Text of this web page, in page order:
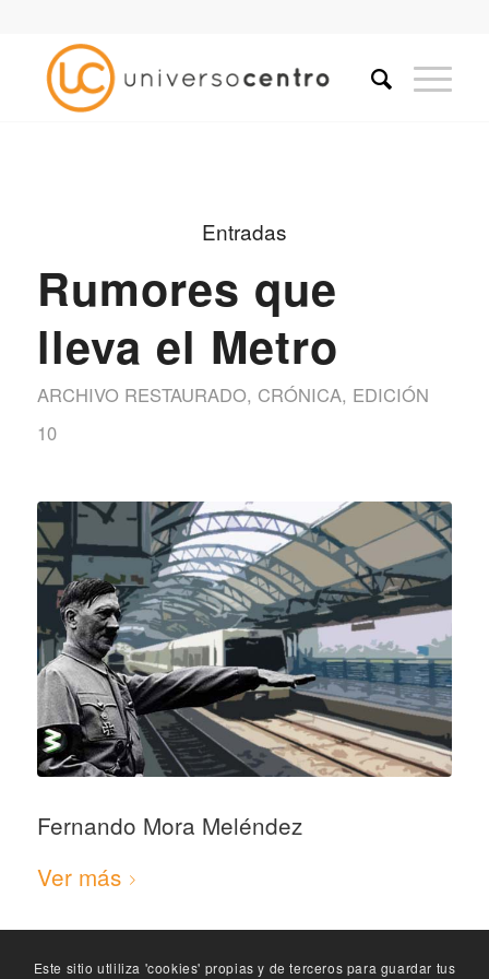
Entradas
Rumores que
lleva el Metro
ARCHIVO RESTAURADO, CRÓNICA, EDICIÓN
10
Fernando Mora Meléndez
Ver más
Este sitio utliliza 'cookies' propias y de terceros para guardar tus